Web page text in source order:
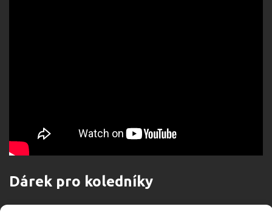
Dárek pro koledníky